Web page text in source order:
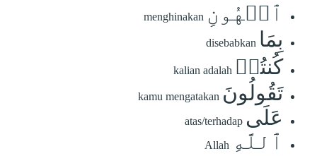
ٱلۡهُونِ menghinakan
بِمَا disebabkan
كُنتُمۡ kalian adalah
تَقُولُونَ kamu mengatakan
عَلَى atas/terhadap
ٱللَّهِ Allah